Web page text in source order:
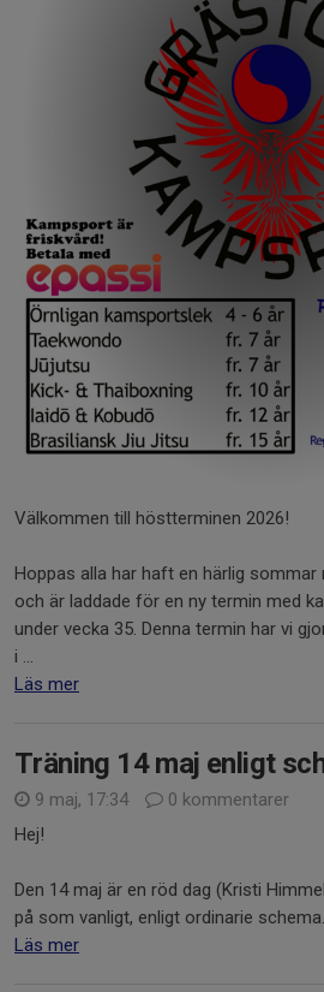
Välkommen till höstterminen 2026!
Hoppas alla har haft en härlig
och är laddade för en ny termin med
under vecka 35. Denna termin har vi
i ...
Läs mer
Träning 14 maj enligt
9 maj, 17:34
0 kommentarer
Hej!
Den 14 maj är en röd dag (Kristi
på som vanligt, enligt ordinarie schema.
Läs mer